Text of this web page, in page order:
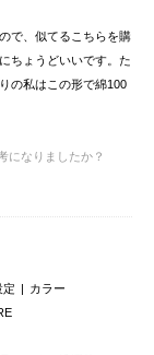
で、似てるこちらを購
ちょうどいいです。た
の私はこの形で綿100
になりましたか？
定
カラー